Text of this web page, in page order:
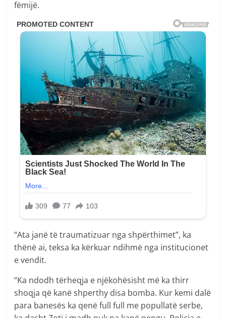
fëmijë.
“Ata janë të traumatizuar nga shpërthimet”, ka
thënë ai, teksa ka kërkuar ndihmë nga institucionet
e vendit.
“Ka ndodh tërheqja e njëkohësisht më ka thirr
shoqja që kanë shperthy disa bomba. Kur kemi dalë
para banesës ka qenë full full me popullatë serbe,